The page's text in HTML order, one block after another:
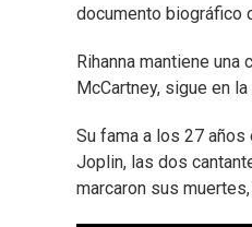
documento biográfico
Rihanna mantiene
McCartney, sigue en
Su fama a los 27
Joplin, las dos
marcaron sus